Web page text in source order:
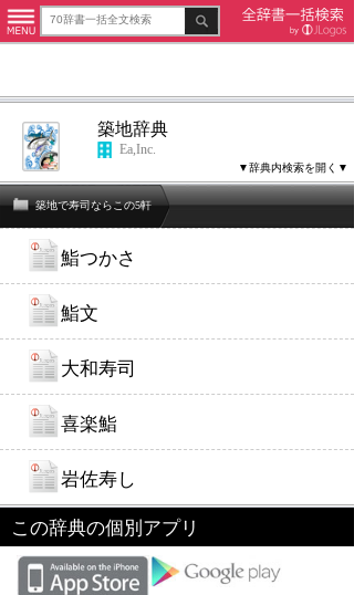
築地辞典
Ea,Inc.
▼辞典内検索を開く▼
築地で寿司ならこの5軒
鮨つかさ
鮨文
大和寿司
喜楽鮨
岩佐寿し
この辞典の個別アプリ